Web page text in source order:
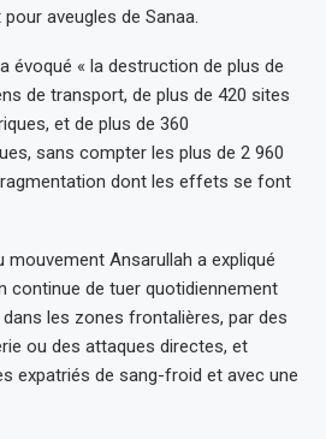
aveugles de Sanaa.
évoqué « la destruction de plus de
de transport, de plus de 420 sites
et de plus de 360
sans compter les plus de 2 960
dont les effets se font
mouvement Ansarullah a expliqué
continue de tuer quotidiennement
les zones frontalières, par des
ou des attaques directes, et
expatriés de sang-froid et avec une